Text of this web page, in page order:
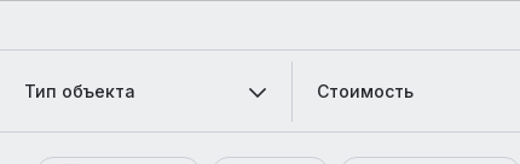
Тип объекта Стоимость